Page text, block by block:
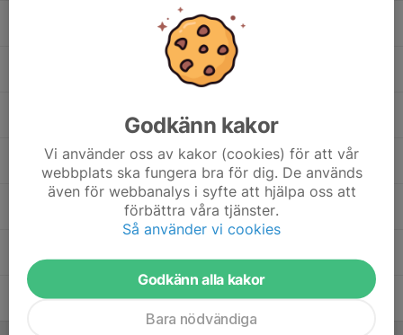
Måns Onmalm
Patchara Andersson Wuttiya
Vincent Lindén
Godkänn kakor
Vi använder oss av kakor (cookies) för att vår
webbplats ska fungera bra för dig. De används
även för webbanalys i syfte att hjälpa oss att
förbättra våra tjänster.
Så använder vi cookies
Godkänn alla kakor
Bara nödvändiga